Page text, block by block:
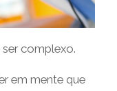
complexo.
em mente que